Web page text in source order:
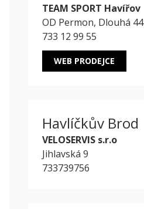
TEAM SPORT Havířov
OD Permon, Dlouhá 44
733 12 99 55
WEB PRODEJCE
Havlíčkův Brod
VELOSERVIS s.r.o
Jihlavská 9
733739756